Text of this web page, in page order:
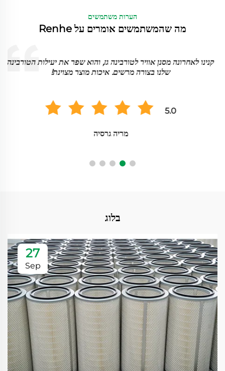
הערות משתמשים
מה שהמשתמשים אומרים על Renhe
קנינו לאחרונה מסנן אוויר לטורבינה גז, והוא שפר את יעילות הטורבינה
שלנו בצורה מרשים. איכות מוצר מצוינת!
5.0
מריה גרסיה
בלוג
27
Sep